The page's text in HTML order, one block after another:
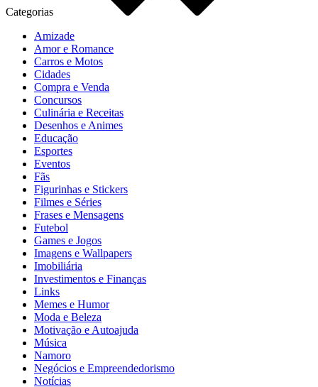
Categorias
Amizade
Amor e Romance
Carros e Motos
Cidades
Compra e Venda
Concursos
Culinária e Receitas
Desenhos e Animes
Educação
Esportes
Eventos
Fãs
Figurinhas e Stickers
Filmes e Séries
Frases e Mensagens
Futebol
Games e Jogos
Imagens e Wallpapers
Imobiliária
Investimentos e Finanças
Links
Memes e Humor
Moda e Beleza
Motivação e Autoajuda
Música
Namoro
Negócios e Empreendedorismo
Notícias